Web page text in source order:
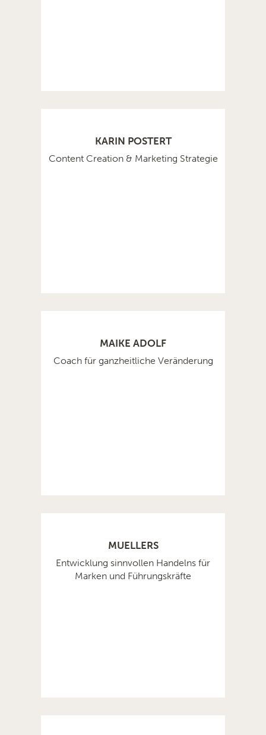
KARIN POSTERT
Content Creation & Marketing Strategie
MAIKE ADOLF
Coach für ganzheitliche Veränderung
MUELLERS
Entwicklung sinnvollen Handelns für
Marken und Führungskräfte